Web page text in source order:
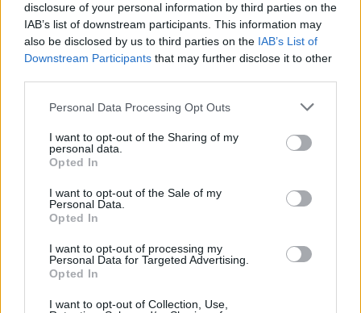
disclosure of your personal information by third parties on the
IAB’s list of downstream participants. This information may
also be disclosed by us to third parties on the IAB’s List of
Downstream Participants that may further disclose it to other
Personal Data Processing Opt Outs
I want to opt-out of the Sharing of my
personal data.
Opted In
I want to opt-out of the Sale of my
Personal Data.
Opted In
I want to opt-out of processing my
Personal Data for Targeted Advertising.
Opted In
I want to opt-out of Collection, Use,
Žiūrimiausi įrašai
00:00:30
Vaizdai iš tragiškos avarijos Vilniaus r.: dviejų moterų ir
vaiko gyvybių išgelbėti nepavyko
Žinios Lietuvos diena
Savaitės vidurys nusimato karštas: temperatūra kils iki
32 laipsnių šilumos
vaizdas pribloškia